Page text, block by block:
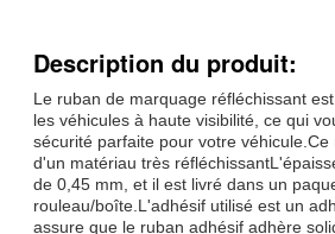
Description du produit:
Le ruban de marquage réfléchissant
les véhicules à haute visibilité, ce qui
sécurité parfaite pour votre
d'un matériau très
de 0,45 mm, et il est livré dans un
rouleau/boîte.L'adhésif utilisé est un
assure que le ruban adhésif adhère